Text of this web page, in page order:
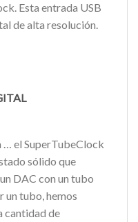
Esta entrada USB
de alta resolución.
… el SuperTubeClock
sólido que
DAC con un tubo
un tubo, hemos
cantidad de